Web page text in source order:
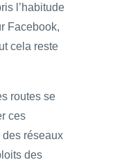
l’habitude
Facebook,
cela reste
routes se
ces
réseaux
des